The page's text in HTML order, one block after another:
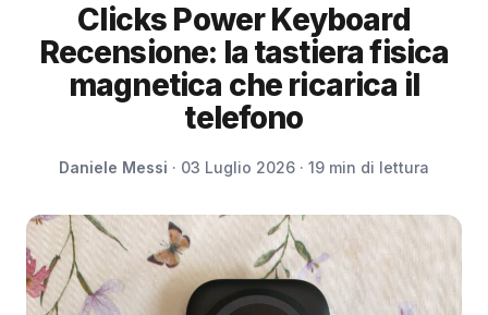
Clicks Power Keyboard
Recensione: la tastiera fisica
magnetica che ricarica il
telefono
Daniele Messi · 03 Luglio 2026 · 19 min di lettura